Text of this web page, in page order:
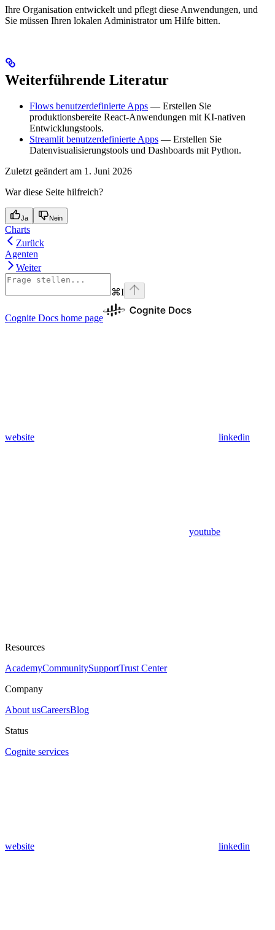
Ihre Organisation entwickelt und pflegt diese Anwendungen, und
Sie müssen Ihren lokalen Administrator um Hilfe bitten.
Weiterführende Literatur
Flows benutzerdefinierte Apps — Erstellen Sie
produktionsbereite React-Anwendungen mit KI-nativen
Entwicklungstools.
Streamlit benutzerdefinierte Apps — Erstellen Sie
Datenvisualisierungstools und Dashboards mit Python.
Zuletzt geändert am 1. Juni 2026
War diese Seite hilfreich?
Ja Nein
Charts
Zurück
Agenten
Weiter
⌘I
Cognite Docs home page
website linkedin
youtube
Resources
AcademyCommunitySupportTrust Center
Company
About usCareersBlog
Status
Cognite services
website linkedin